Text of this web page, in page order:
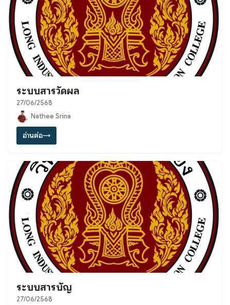
ระบบสารวัดผล
27/06/2568
Nathee Srina
อ่านต่อ→
ระบบสารบัญ
27/06/2568